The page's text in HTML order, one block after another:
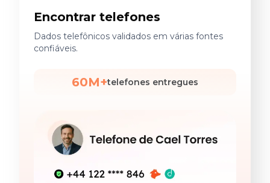
Encontrar telefones
Dados telefônicos validados em várias fontes
confiáveis.
60M+telefones entregues